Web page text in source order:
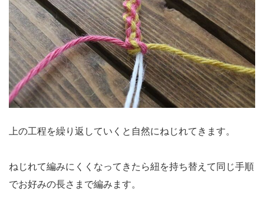
上の工程を繰り返していくと自然にねじれてきます。
ねじれて編みにくくなってきたら紐を持ち替えて同じ手順
でお好みの長さまで編みます。